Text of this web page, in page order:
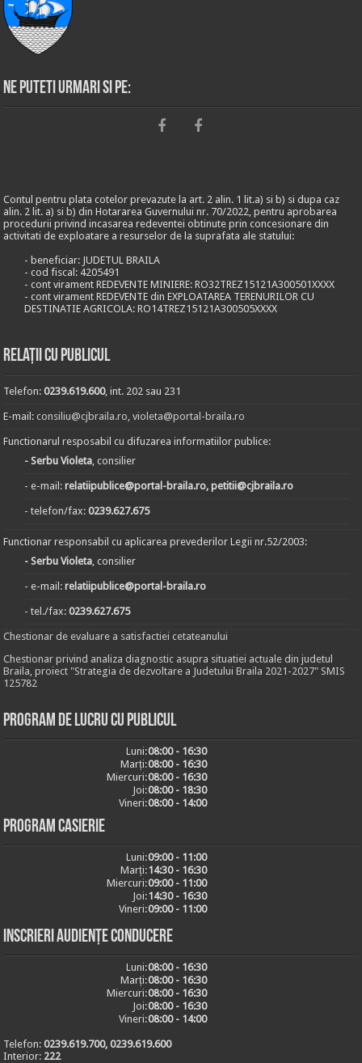
Ne puteti urmari si pe:
Contul pentru plata cotelor prevazute la art. 2 alin. 1 lit.a) si b) si dupa caz
alin. 2 lit. a) si b) din Hotararea Guvernului nr. 70/2022, pentru aprobarea
procedurii privind incasarea redeventei obtinute prin concesionare din
activitati de exploatare a resurselor de la suprafata ale statului:
- beneficiar: JUDETUL BRAILA
- cod fiscal: 4205491
- cont virament REDEVENTE MINIERE: RO32TREZ15121A300501XXXX
- cont virament REDEVENTE din EXPLOATAREA TERENURILOR CU
DESTINATIE AGRICOLA: RO14TREZ15121A300505XXXX
Relații cu publicul
Telefon:0239.619.600, int. 202 sau 231
E-mail:consiliu@cjbraila.ro,violeta@portal-braila.ro
Functionarul resposabil cu difuzarea informatiilor publice:
- Serbu Violeta, consilier
- e-mail:relatiipublice@portal-braila.ro, petitii@cjbraila.ro
- telefon/fax:0239.627.675
Functionar responsabil cu aplicarea prevederilor Legii nr.52/2003:
- Serbu Violeta, consilier
- e-mail:relatiipublice@portal-braila.ro
- tel./fax:0239.627.675
Chestionar de evaluare a satisfactiei cetateanului
Chestionar privind analiza diagnostic asupra situatiei actuale din judetul
Braila, proiect "Strategia de dezvoltare a Judetului Braila 2021-2027" SMIS
125782
Program de lucru cu publicul
Luni:08:00 - 16:30
Marți:08:00 - 16:30
Miercuri:08:00 - 16:30
Joi:08:00 - 18:30
Vineri:08:00 - 14:00
Program casierie
Luni:09:00 - 11:00
Marți:14:30 - 16:30
Miercuri:09:00 - 11:00
Joi:14:30 - 16:30
Vineri:09:00 - 11:00
Inscrieri audiențe conducere
Luni:08:00 - 16:30
Marți:08:00 - 16:30
Miercuri:08:00 - 16:30
Joi:08:00 - 16:30
Vineri:08:00 - 14:00
Telefon:0239.619.700, 0239.619.600
Interior: 222